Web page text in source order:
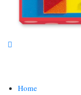
Home